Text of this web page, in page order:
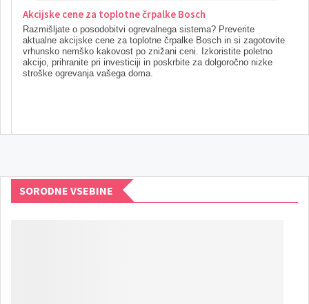
Akcijske cene za toplotne črpalke Bosch
Razmišljate o posodobitvi ogrevalnega sistema? Preverite
aktualne akcijske cene za toplotne črpalke Bosch in si zagotovite
vrhunsko nemško kakovost po znižani ceni. Izkoristite poletno
akcijo, prihranite pri investiciji in poskrbite za dolgoročno nizke
stroške ogrevanja vašega doma.
SORODNE VSEBINE